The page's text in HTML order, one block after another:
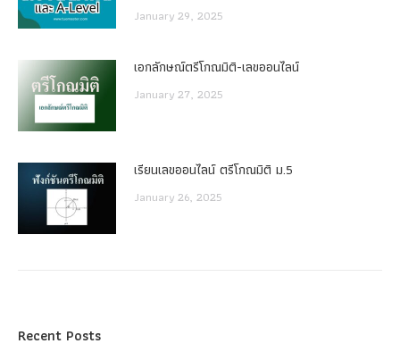
January 29, 2025
เอกลักษณ์ตรีโกณมิติ-เลขออนไลน์
January 27, 2025
เรียนเลขออนไลน์ ตรีโกณมิติ ม.5
January 26, 2025
Recent Posts